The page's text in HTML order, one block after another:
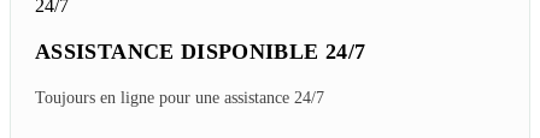
ASSISTANCE DISPONIBLE 24/7
Toujours en ligne pour une assistance 24/7